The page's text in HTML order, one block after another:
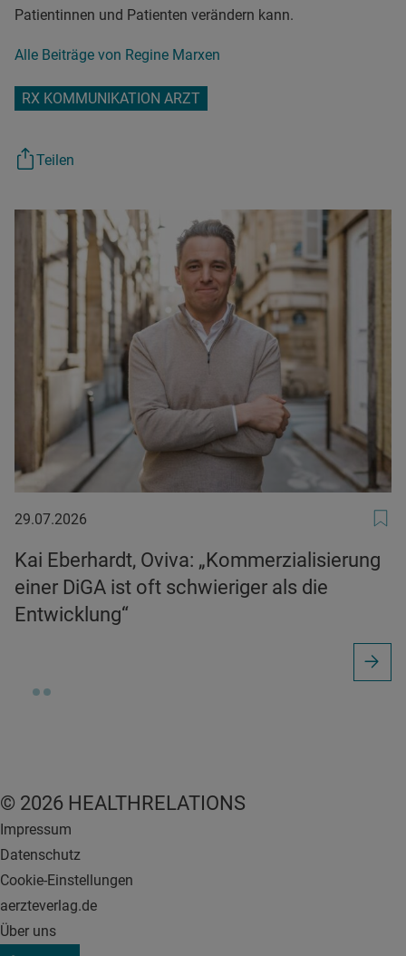
Patientinnen und Patienten verändern kann.
Alle Beiträge von Regine Marxen
RX KOMMUNIKATION ARZT
Teilen
29.07.2026
29.07.2026
Kai Eberhardt, Oviva: „Kommerzialisierung
einer DiGA ist oft schwieriger als die
Entwicklung“
© 2026 HEALTHRELATIONS
Impressum
Datenschutz
Cookie-Einstellungen
aerzteverlag.de
Über uns